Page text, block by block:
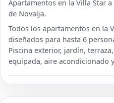
Apartamentos en la Villa Star
de Novalja.
Todos los apartamentos en la
diseñados para hasta 6
Piscina exterior, jardín,
equipada, aire acondicionado